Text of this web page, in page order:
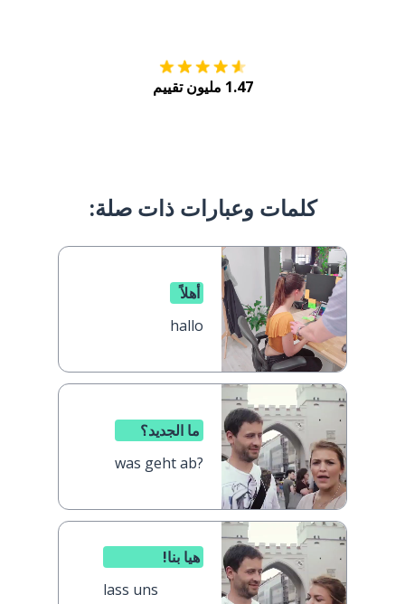
1.47 مليون تقييم
كلمات وعبارات ذات صلة:
أهلاً
hallo
ما الجديد؟
was geht ab?
هيا بنا!
lass uns